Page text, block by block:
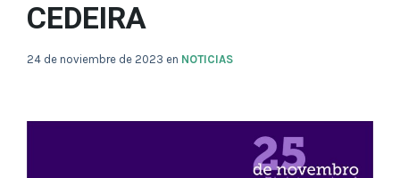
CEDEIRA
24 de noviembre de 2023 en NOTICIAS